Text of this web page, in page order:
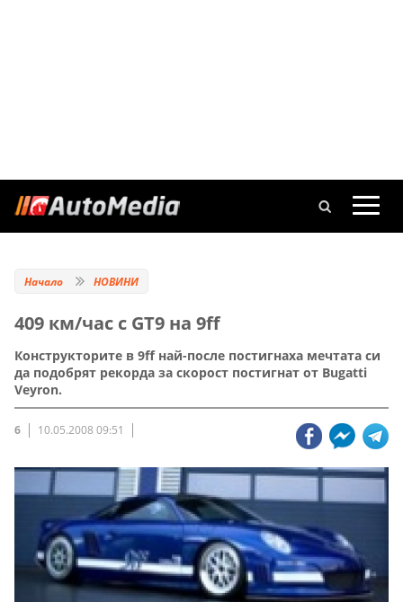
Начало НОВИНИ
409 км/час с GT9 на 9ff
Конструкторите в 9ff най-после постигнаха мечтата си
да подобрят рекорда за скорост постигнат от Bugatti
Veyron.
6 10.05.2008 09:51